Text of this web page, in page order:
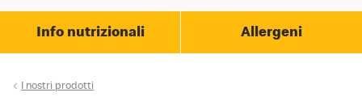
Info nutrizionali Allergeni
I nostri prodotti